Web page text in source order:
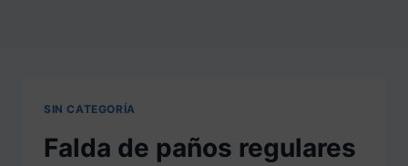
SIN CATEGORÍA
Falda de paños regulares